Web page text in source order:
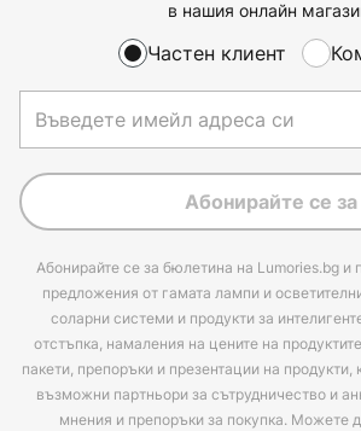
в нашия онлайн
Частен клиент
Абонирайте се за
Абонирайте се за бюлетина на Lumories.bg и
предложения от гамата лампи и
соларни системи и продукти за
отстъпка, намаления на цените на
пакети, препоръки и презентации на
възможни партньори за сътрудничество и
мнения и препоръки за покупка. Можете